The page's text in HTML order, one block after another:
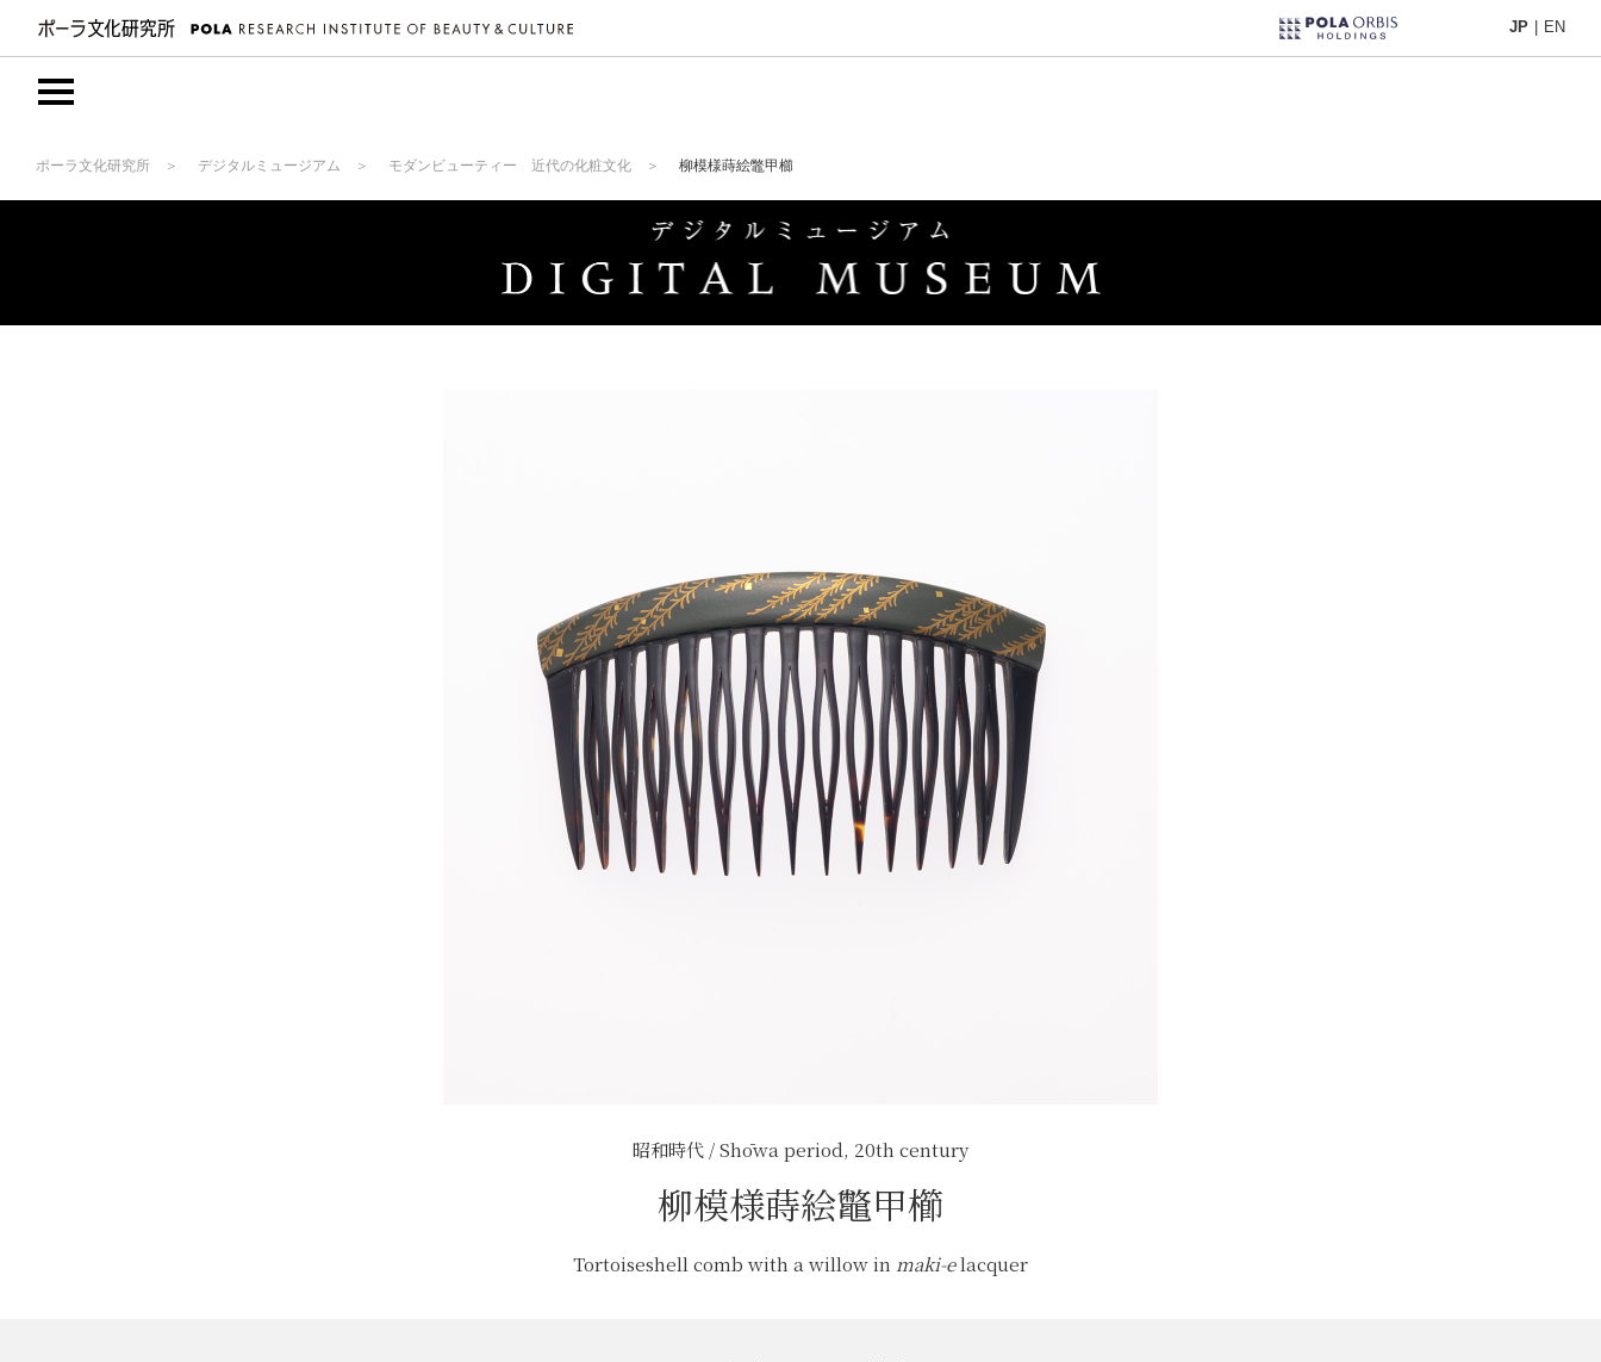
JP EN
ポーラ文化研究所 デジタルミュージアム モダンビューティー 近代の化粧文化 柳模様蒔絵鼈甲櫛
昭和時代 / Shōwa period, 20th century
柳模様蒔絵鼈甲櫛
Tortoiseshell comb with a willow in maki-elacquer